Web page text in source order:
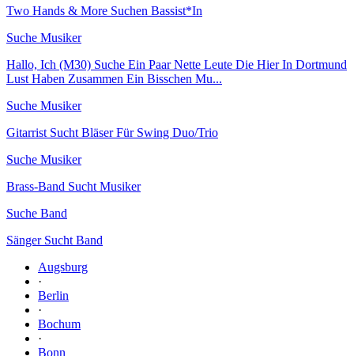
Two Hands & More Suchen Bassist*In
Suche Musiker
Hallo, Ich (M30) Suche Ein Paar Nette Leute Die Hier In Dortmund
Lust Haben Zusammen Ein Bisschen Mu...
Suche Musiker
Gitarrist Sucht Bläser Für Swing Duo/Trio
Suche Musiker
Brass-Band Sucht Musiker
Suche Band
Sänger Sucht Band
Augsburg
·
Berlin
·
Bochum
·
Bonn